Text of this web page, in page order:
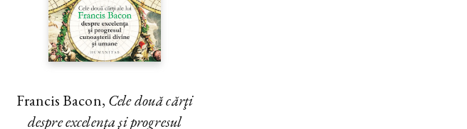
Francis Bacon, Cele două cărţi
despre excelenţa şi progresul